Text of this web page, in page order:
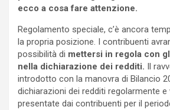
ecco a cosa fare attenzione.
Regolamento speciale, c’è ancora
la propria posizione. I contribuenti
possibilità di mettersi in regola con
nella dichiarazione dei redditi. Il
introdotto con la manovra di Bilancio
dichiarazioni dei redditi regolarmente e
presentate dai contribuenti per il